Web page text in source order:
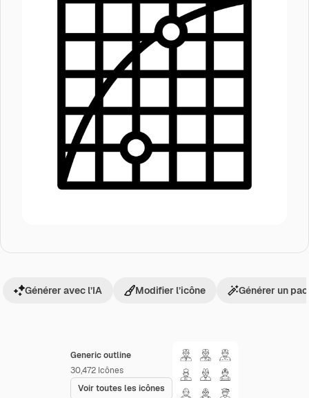
Generic outline
30,472 Icônes
Voir toutes les icônes
Générer avec l’IA Modifier l’icône Générer un